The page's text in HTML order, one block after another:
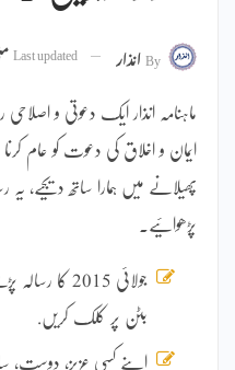
Byانذار Last updated
ماہنامہ انذار ایک دعوتی و
ایمان و اخلاق کی دعوت کو عام
پھیلانے میں ہمارا ساتھ دیجیے، یہ
پڑھوائیے۔
جولائی 2015 کا رسالہ پڑھنے کیلیے نیچے
بٹن پر کلک کریں.
اپنے کسی عزیز، دوست،